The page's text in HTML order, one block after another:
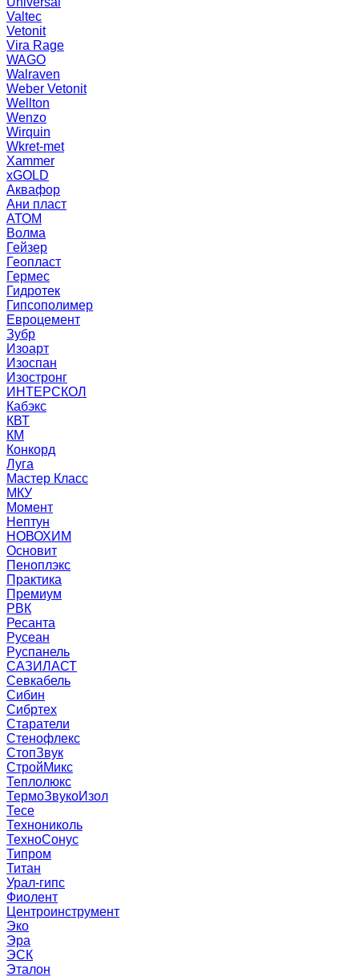
Valtec
Vetonit
Vira Rage
WAGO
Walraven
Weber Vetonit
Wellton
Wenzo
Wirquin
Wkret-met
Xammer
xGOLD
Аквафор
Ани пласт
АТОМ
Волма
Гейзер
Геопласт
Гермес
Гидротек
Гипсополимер
Евроцемент
Зубр
Изоарт
Изоспан
Изостронг
ИНТЕРСКОЛ
Кабэкс
КВТ
КМ
Конкорд
Луга
Мастер Класс
МКУ
Момент
Нептун
НОВОХИМ
Основит
Пеноплэкс
Практика
Премиум
РВК
Ресанта
Русеан
Руспанель
САЗИЛАСТ
Севкабель
Сибин
Сибртех
Старатели
Стенофлекс
СтопЗвук
СтройМикс
Теплолюкс
ТермоЗвукоИзол
Тесе
Технониколь
ТехноСонус
Типром
Титан
Урал-гипс
Фиолент
Центроинструмент
Эко
Эра
ЭСК
Эталон